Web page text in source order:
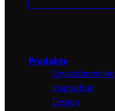
Produkte
Einsatzbereiche
Inspiration
Design